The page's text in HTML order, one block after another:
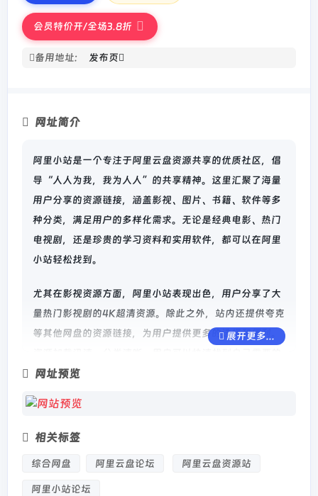
会员特价开/全场3.8折
备用地址: 发布页
网址简介
阿里小站是一个专注于阿里云盘资源共享的优质社区，倡
导“人人为我，我为人人”的共享精神。这里汇聚了海量
用户分享的资源链接，涵盖影视、图片、书籍、软件等多
种分类，满足用户的多样化需求。无论是经典电影、热门
电视剧，还是珍贵的学习资料和实用软件，都可以在阿里
小站轻松找到。
尤其在影视资源方面，阿里小站表现出色，用户分享了大
量热门影视剧的4K超清资源。除此之外，站内还提供夸克
等其他网盘的资源链接，为用户提供更多的选择和便利。
内容。
阿里小站不仅是一个资源共享平台，更是一个充满活力的
在这里都能找到志同道合的小伙伴。阿里小站是影迷和资
源爱好者不可错过的理想之地！
展开更多...
网址预览
相关标签
综合网盘 阿里云盘论坛 阿里云盘资源站
阿里小站论坛